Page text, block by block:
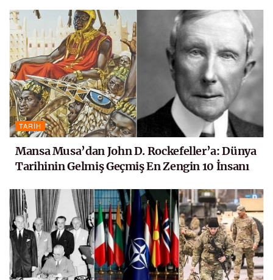
TARIH
Mansa Musa’dan John D. Rockefeller’a: Dünya
Tarihinin Gelmiş Geçmiş En Zengin 10 İnsanı